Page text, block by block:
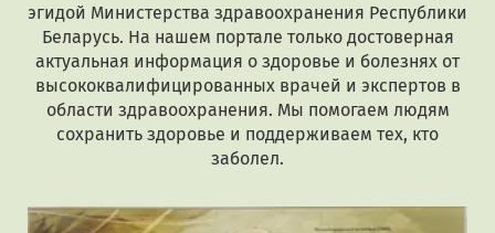
эгидой Министерства здравоохранения Республики
Беларусь. На нашем портале только достоверная
актуальная информация о здоровье и болезнях от
высококвалифицированных врачей и экспертов в
области здравоохранения. Мы помогаем людям
сохранить здоровье и поддерживаем тех, кто
заболел.